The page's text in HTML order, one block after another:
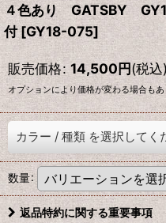
４色あり GATSBY
付[GY18-075]
販売価格: 14,500円(税込)
オプションにより価格が変わる場合もあ
カラー / 種類 を選択してく
数量:
返品特約に関する重要事項